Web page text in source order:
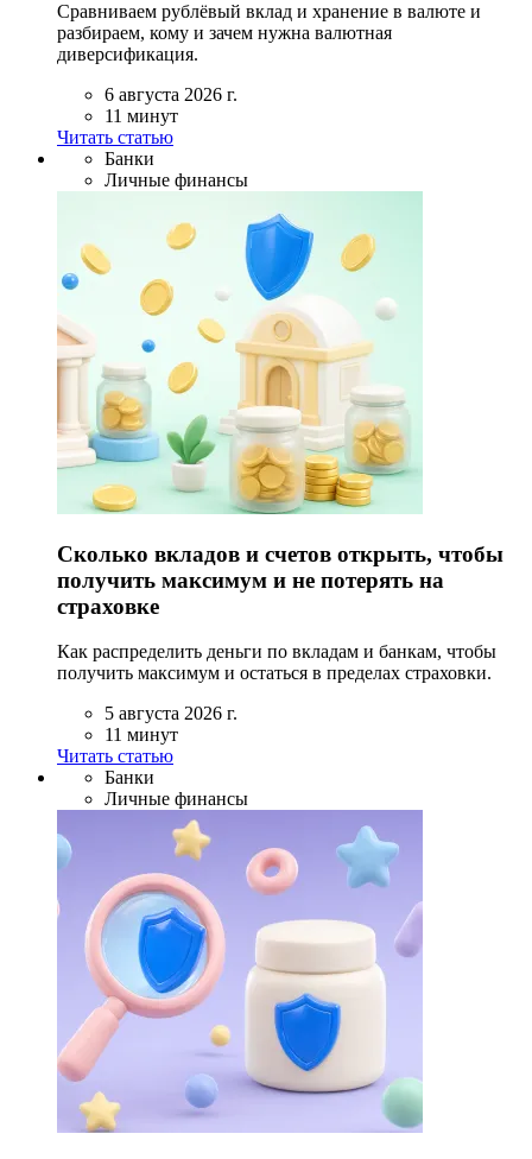
Сравниваем рублёвый вклад и хранение в валюте и
разбираем, кому и зачем нужна валютная
диверсификация.
6 августа 2026 г.
11 минут
Читать статью
Банки
Личные финансы
Сколько вкладов и счетов открыть, чтобы
получить максимум и не потерять на
страховке
Как распределить деньги по вкладам и банкам, чтобы
получить максимум и остаться в пределах страховки.
5 августа 2026 г.
11 минут
Читать статью
Банки
Личные финансы